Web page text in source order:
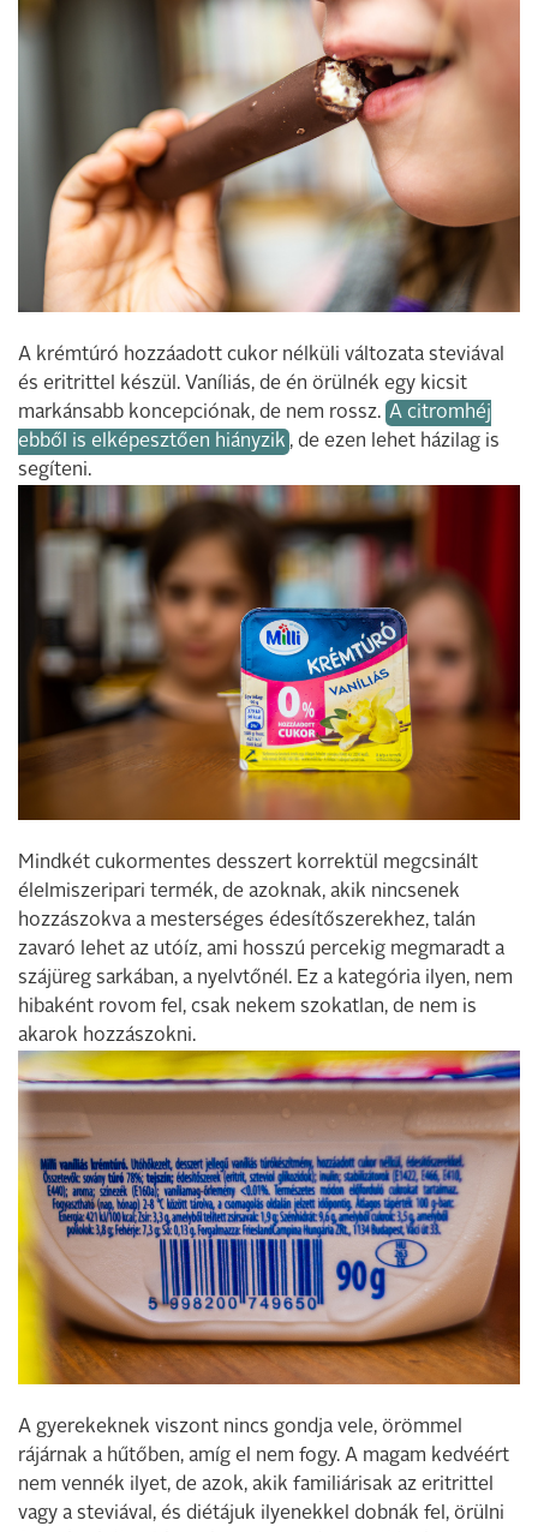
A krémtúró hozzáadott cukor nélküli változata steviával
és eritrittel készül. Vaníliás, de én örülnék egy kicsit
markánsabb koncepciónak, de nem rossz. A citromhéj
ebből is elképesztően hiányzik , de ezen lehet házilag is
segíteni.
Mindkét cukormentes desszert korrektül megcsinált
élelmiszeripari termék, de azoknak, akik nincsenek
hozzászokva a mesterséges édesítőszerekhez, talán
zavaró lehet az utóíz, ami hosszú percekig megmaradt a
szájüreg sarkában, a nyelvtőnél. Ez a kategória ilyen, nem
hibaként rovom fel, csak nekem szokatlan, de nem is
akarok hozzászokni.
A gyerekeknek viszont nincs gondja vele, örömmel
rájárnak a hűtőben, amíg el nem fogy. A magam kedvéért
nem vennék ilyet, de azok, akik familiárisak az eritrittel
vagy a steviával, és diétájuk ilyenekkel dobnák fel, örülni